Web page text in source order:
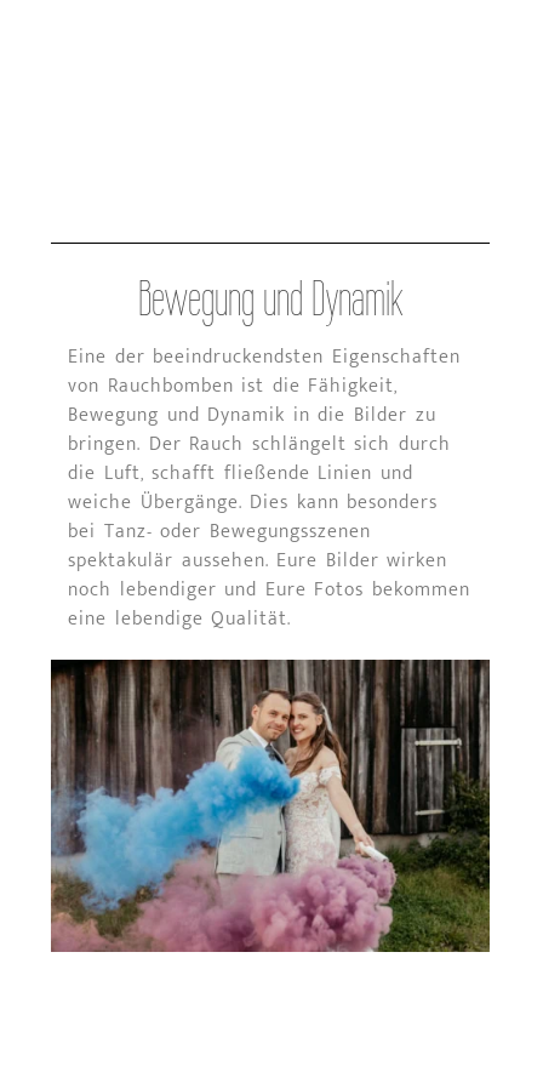
Bewegung und Dynamik
Eine der beeindruckendsten Eigenschaften
von Rauchbomben ist die Fähigkeit,
Bewegung und Dynamik in die Bilder zu
bringen. Der Rauch schlängelt sich durch
die Luft, schafft fließende Linien und
weiche Übergänge. Dies kann besonders
bei Tanz- oder Bewegungsszenen
spektakulär aussehen. Eure Bilder wirken
noch lebendiger und Eure Fotos bekommen
eine lebendige Qualität.